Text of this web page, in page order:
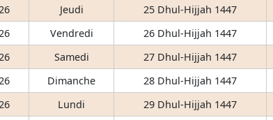
Jeudi 25 Dhul-Hijjah 1447
Vendredi 26 Dhul-Hijjah 1447
Samedi 27 Dhul-Hijjah 1447
Dimanche 28 Dhul-Hijjah 1447
Lundi 29 Dhul-Hijjah 1447